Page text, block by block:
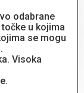
odabrane
u kojima
se mogu
Visoka